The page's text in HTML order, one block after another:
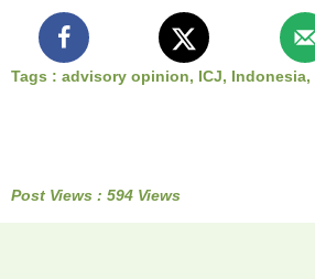
Tags : advisory opinion, ICJ, Indonesia,
Post Views : 594 Views